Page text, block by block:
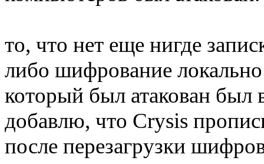
то, что нет еще нигде
либо шифрование
который был атакован был
добавлю, что Crysis
после перезагрузки